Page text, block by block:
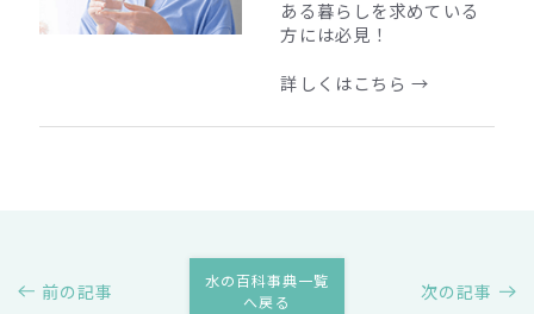
ある暮らしを求めている
方には必見！
詳しくはこちら →
前の記事
水の百科事典一覧
へ戻る
次の記事